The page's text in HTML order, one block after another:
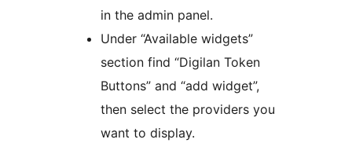
in the admin panel.
Under “Available widgets”
section find “Digilan Token
Buttons” and “add widget”,
then select the providers you
want to display.